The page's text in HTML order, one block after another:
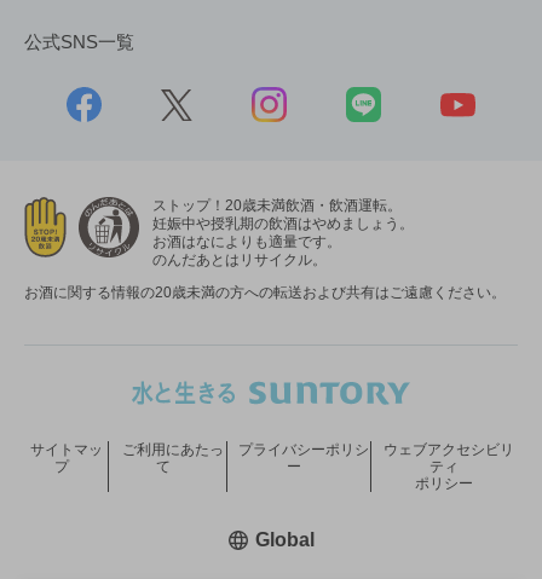
公式SNS一覧
ストップ！20歳未満飲酒・飲酒運転。
妊娠中や授乳期の飲酒はやめましょう。
お酒はなによりも適量です。
のんだあとはリサイクル。
お酒に関する情報の20歳未満の方への転送および共有はご遠慮ください。
サイトマッ
プ
ご利用にあたっ
て
プライバシーポリシ
ー
ウェブアクセシビリ
ティ
ポリシー
Global新しいウィンドウで開く